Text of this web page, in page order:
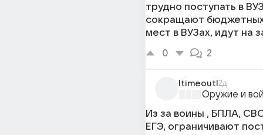
трудно поступать в
сокращают
мест в ВУЗах, идут на
0
2
ltimeoutl 2д
Оружие и
Из за воины , БПЛА,
ЕГЭ, ограничивают